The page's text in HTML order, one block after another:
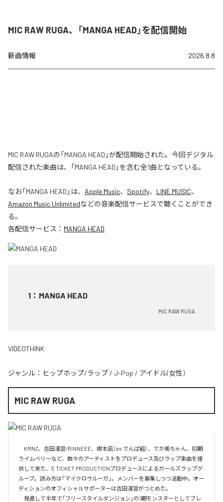
MIC RAW RUGA、「MANGA HEAD」を配信開始
新曲情報 2026.8.8
MIC RAW RUGAの「MANGA HEAD」が配信開始された。今回デジタル
配信された楽曲は、「MANGA HEAD」を含む全1曲となっている。
なお「MANGA HEAD 」は、 Apple Music、 Spotify、 LINE MUSIC、
Amazon Music Unlimitedなどの音楽配信サービスで聴くことができ
る。
各配信サービス： MANGA HEAD
1 ： MANGA HEAD
MIC RAW RUGA
VIDEOTHINK
ジャンル： ヒップホップ/ラップ / J-Pop / アイドル(女性)
MIC RAW RUGA
KMNZ、吉田凜音/RINNEEE、根本凪（ex.でんぱ組）、でか美ちゃん、初期
ライムベリーなど、数々のアーティストをプロデュース及びラップ楽曲を提
供して来た、E TICKET PRODUCTIONプロデュースによるガールズラップグ
ループ。読み方は「マイクロウルーガ」。メンバーを募集しつつ活動中。オー
ディションのオフィシャルサポーターは吉田凜音がつとめた。
発進して半年で「フリースタイルダンジョン」の1期モンスターとしてブレ